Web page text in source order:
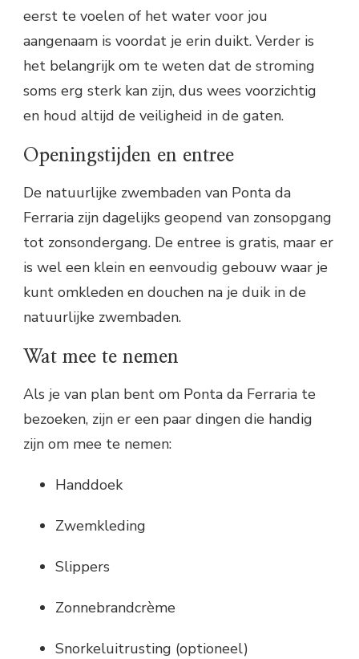
eerst te voelen of het water voor jou
aangenaam is voordat je erin duikt. Verder is
het belangrijk om te weten dat de stroming
soms erg sterk kan zijn, dus wees voorzichtig
en houd altijd de veiligheid in de gaten.
Openingstijden en entree
De natuurlijke zwembaden van Ponta da
Ferraria zijn dagelijks geopend van zonsopgang
tot zonsondergang. De entree is gratis, maar er
is wel een klein en eenvoudig gebouw waar je
kunt omkleden en douchen na je duik in de
natuurlijke zwembaden.
Wat mee te nemen
Als je van plan bent om Ponta da Ferraria te
bezoeken, zijn er een paar dingen die handig
zijn om mee te nemen:
Handdoek
Zwemkleding
Slippers
Zonnebrandcrème
Snorkeluitrusting (optioneel)